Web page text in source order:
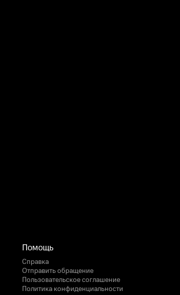
Помощь
Справка
Отправить обращение
Пользовательское соглашение
Политика конфиденциальности